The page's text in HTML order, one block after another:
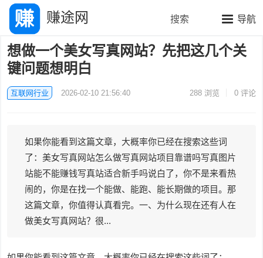
赚途网 导航
搜索
想做一个美女写真网站？先把这几个关
键问题想明白
互联网行业 2026-02-10 21:56:40 288浏览 0 评论
如果你能看到这篇文章，大概率你已经在搜索这些词
了：美女写真网站怎么做写真网站项目靠谱吗写真图片
站能不能赚钱写真站适合新手吗说白了，你不是来看热
闹的，你是在找一个能做、能跑、能长期做的项目。那
这篇文章，你值得认真看完。一、为什么现在还有人在
做美女写真网站？很...